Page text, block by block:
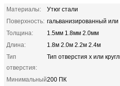
Материалы:
Утюг стали
Поверхность: гальванизированный
Толщина:
1.5мм 1.8мм 2.0мм
Длина:
1.8м 2.0м 2.2м 2.4м
Тип
отверстия:
Тип отверстия х или
Минимальный200 ПК